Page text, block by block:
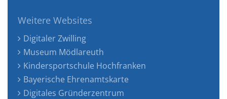
Weitere Websites
Digitaler Zwilling
Museum Mödlareuth
Kindersportschule Hochfranken
Bayerische Ehrenamtskarte
Digitales Gründerzentrum